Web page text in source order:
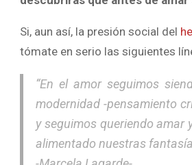
Si, aun así, la presión social del
tómate en serio las siguientes
“En el amor seguimos
modernidad -pensamiento
y seguimos queriendo amar
alimentado nuestras